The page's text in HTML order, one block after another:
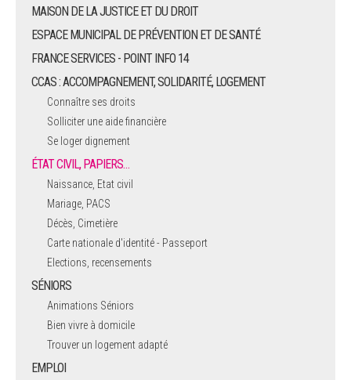
MAISON DE LA JUSTICE ET DU DROIT
ESPACE MUNICIPAL DE PRÉVENTION ET DE SANTÉ
FRANCE SERVICES - POINT INFO 14
CCAS : ACCOMPAGNEMENT, SOLIDARITÉ, LOGEMENT
Connaître ses droits
Solliciter une aide financière
Se loger dignement
ÉTAT CIVIL, PAPIERS…
Naissance, Etat civil
Mariage, PACS
Décès, Cimetière
Carte nationale d'identité - Passeport
Elections, recensements
SÉNIORS
Animations Séniors
Bien vivre à domicile
Trouver un logement adapté
EMPLOI